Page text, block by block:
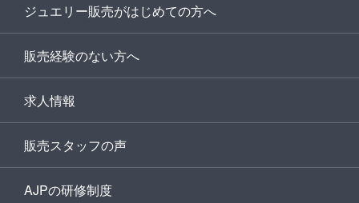
ジュエリー販売がはじめての方へ
販売経験のない方へ
求人情報
販売スタッフの声
AJPの研修制度